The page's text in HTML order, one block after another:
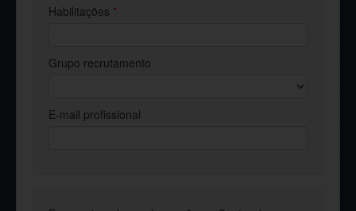
Habilitações *
Grupo recrutamento
E-mail profissional